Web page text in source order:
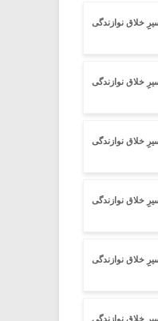
خلاق نوازندگی
خلاق نوازندگی
خلاق نوازندگی
خلاق نوازندگی
خلاق نوازندگی
خلاق نوازندگی